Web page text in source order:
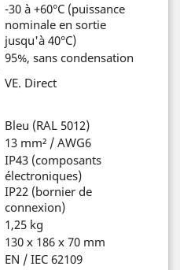
-30 à +60°C (puissance
nominale en sortie
jusqu'à 40°C)
95%, sans condensation
VE. Direct
Bleu (RAL 5012)
13 mm² / AWG6
IP43 (composants
électroniques)
IP22 (bornier de
connexion)
1,25 kg
130 x 186 x 70 mm
EN / IEC 62109